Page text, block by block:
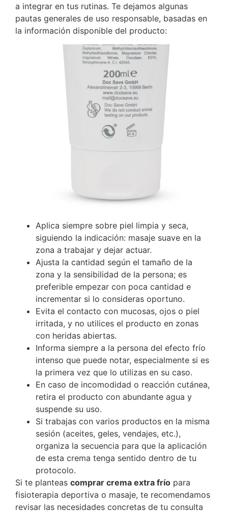
a integrar en tus rutinas. Te dejamos algunas
pautas generales de uso responsable, basadas en
la información disponible del producto:
Aplica siempre sobre piel limpia y seca,
siguiendo la indicación: masaje suave en la
zona a trabajar y dejar actuar.
Ajusta la cantidad según el tamaño de la
zona y la sensibilidad de la persona; es
preferible empezar con poca cantidad e
incrementar si lo consideras oportuno.
Evita el contacto con mucosas, ojos o piel
irritada, y no utilices el producto en zonas
con heridas abiertas.
Informa siempre a la persona del efecto frío
intenso que puede notar, especialmente si es
la primera vez que lo utilizas en su caso.
En caso de incomodidad o reacción cutánea,
retira el producto con abundante agua y
suspende su uso.
Si trabajas con varios productos en la misma
sesión (aceites, geles, vendajes, etc.),
organiza la secuencia para que la aplicación
de esta crema tenga sentido dentro de tu
protocolo.
Si te planteas comprar crema extra frío para
fisioterapia deportiva o masaje, te recomendamos
revisar las necesidades concretas de tu consulta